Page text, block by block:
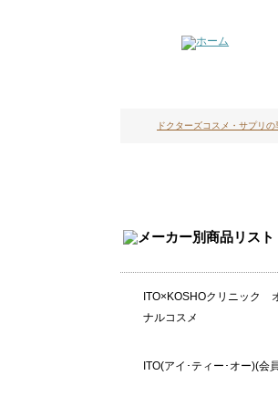
ドクターズコスメ・サプリ
ITO×KOSHOクリニック
ナルコスメ
ITO(アイ･ティー･オー)(会